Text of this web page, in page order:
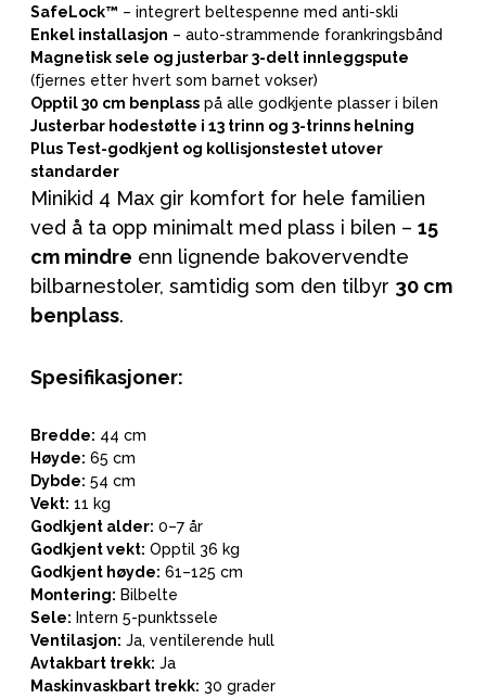
SafeLock™ – integrert beltespenne med anti-skli
Enkel installasjon – auto-strammende forankringsbånd
Magnetisk sele og justerbar 3-delt innleggspute
(fjernes etter hvert som barnet vokser)
Opptil 30 cm benplass på alle godkjente plasser i bilen
Justerbar hodestøtte i 13 trinn og 3-trinns helning
Plus Test-godkjent og kollisjonstestet utover
standarder
Minikid 4 Max gir komfort for hele familien
ved å ta opp minimalt med plass i bilen – 15
cm mindre enn lignende bakovervendte
bilbarnestoler, samtidig som den tilbyr 30 cm
benplass.
Spesifikasjoner:
Bredde: 44 cm
Høyde: 65 cm
Dybde: 54 cm
Vekt: 11 kg
Godkjent alder: 0–7 år
Godkjent vekt: Opptil 36 kg
Godkjent høyde: 61–125 cm
Montering: Bilbelte
Sele: Intern 5-punktssele
Ventilasjon: Ja, ventilerende hull
Avtakbart trekk: Ja
Maskinvaskbart trekk: 30 grader